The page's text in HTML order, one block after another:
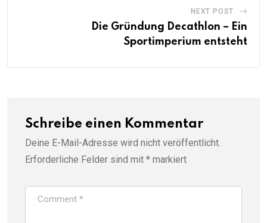
NEXT POST
Die Gründung Decathlon – Ein
Sportimperium entsteht
Schreibe einen Kommentar
Deine E-Mail-Adresse wird nicht veröffentlicht.
Erforderliche Felder sind mit * markiert